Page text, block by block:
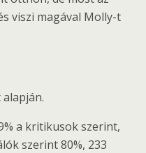
viszi magával Molly-t
alapján.
a kritikusok szerint,
szerint 80%, 233